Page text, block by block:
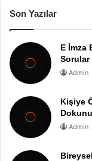
Son Yazılar
E İmza
Sorular
Admin
Kişiye
Admin